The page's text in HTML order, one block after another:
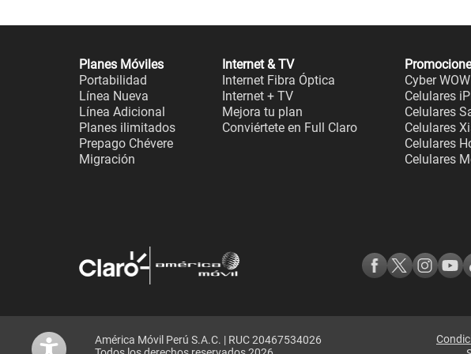
Planes Móviles
Portabilidad
Línea Nueva
Línea Adicional
Planes ilimitados
Prepago Chévere
Migración
Internet & TV
Internet Fibra Óptica
Internet + TV
Mejora tu plan
Conviértete en Full Claro
Cyber WOW
Celulares
Celulares
Celulares
Celulares
Celulares
América Móvil Perú S.A.C. | RUC 20467534026